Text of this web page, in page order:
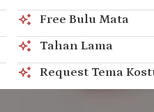
Free Bulu Mata
Tahan Lama
Request Tema